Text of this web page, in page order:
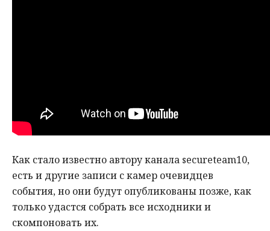
Как стало известно автору канала secureteam10,
есть и другие записи с камер очевидцев
события, но они будут опубликованы позже, как
только удастся собрать все исходники и
скомпоновать их.